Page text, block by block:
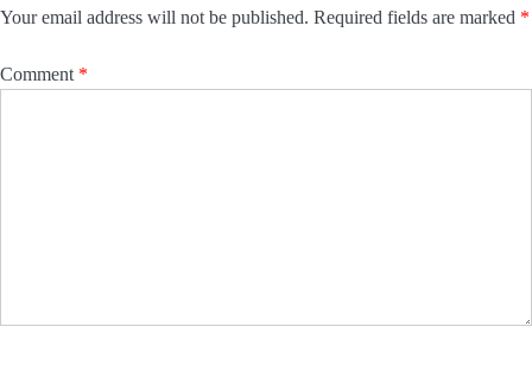
Your email address will not be published. Required fields are marked *
Comment *